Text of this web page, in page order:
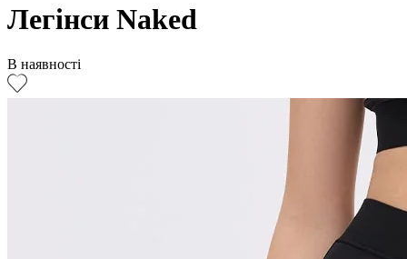
Легінси Naked
В наявності